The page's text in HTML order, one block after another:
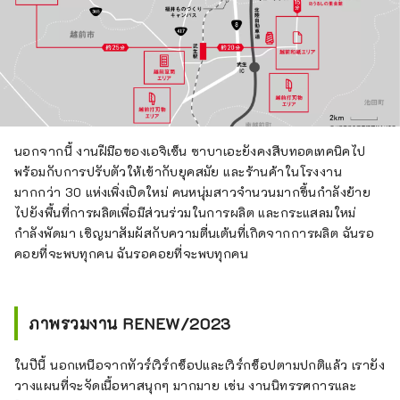
นอกจากนี้ งานฝีมือของเอจิเซ็น ซาบาเอะยังคงสืบทอดเทคนิคไป
พร้อมกับการปรับตัวให้เข้ากับยุคสมัย และร้านค้าในโรงงาน
มากกว่า 30 แห่งเพิ่งเปิดใหม่ คนหนุ่มสาวจำนวนมากขึ้นกำลังย้าย
ไปยังพื้นที่การผลิตเพื่อมีส่วนร่วมในการผลิต และกระแสลมใหม่
กำลังพัดมา เชิญมาสัมผัสกับความตื่นเต้นที่เกิดจากการผลิต ฉันรอ
คอยที่จะพบทุกคน ฉันรอคอยที่จะพบทุกคน
ภาพรวมงาน RENEW/2023
ในปีนี้ นอกเหนือจากทัวร์เวิร์กช็อปและเวิร์กช็อปตามปกติแล้ว เรายัง
วางแผนที่จะจัดเนื้อหาสนุกๆ มากมาย เช่น งานนิทรรศการและ